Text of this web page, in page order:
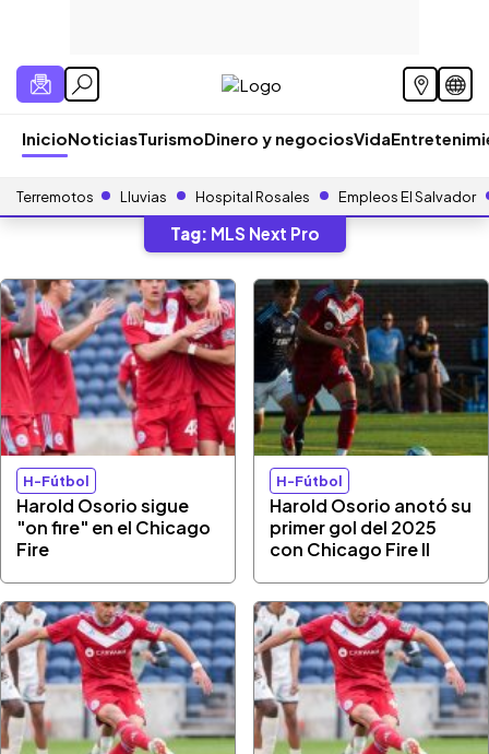
InicioNoticiasTurismoDinero y negociosVida
Terremotos Lluvias Hospital Rosales Empleos El Salvador
Tag: MLS Next Pro
H-Fútbol
Harold Osorio sigue
"on fire" en el Chicago
Fire
H-Fútbol
Harold Osorio anotó su
primer gol del 2025
con Chicago Fire II